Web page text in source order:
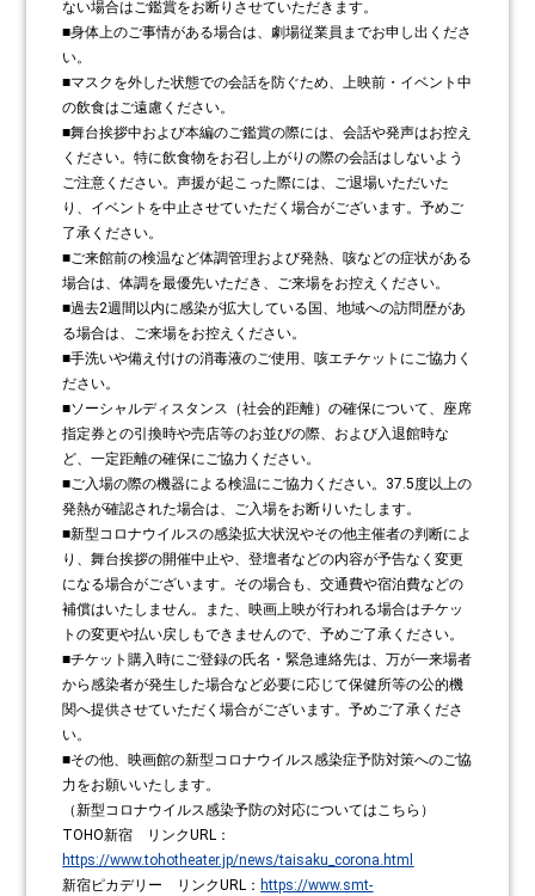
ない場合はご鑑賞をお断りさせていただきます。
■身体上のご事情がある場合は、劇場従業員までお申し出くださ
い。
■マスクを外した状態での会話を防ぐため、上映前・イベント中
の飲食はご遠慮ください。
■舞台挨拶中および本編のご鑑賞の際には、会話や発声はお控え
ください。特に飲食物をお召し上がりの際の会話はしないよう
ご注意ください。声援が起こった際には、ご退場いただいた
り、イベントを中止させていただく場合がございます。予めご
了承ください。
■ご来館前の検温など体調管理および発熱、咳などの症状がある
場合は、体調を最優先いただき、ご来場をお控えください。
■過去2週間以内に感染が拡大している国、地域への訪問歴があ
る場合は、ご来場をお控えください。
■手洗いや備え付けの消毒液のご使用、咳エチケットにご協力く
ださい。
■ソーシャルディスタンス（社会的距離）の確保について、座席
指定券との引換時や売店等のお並びの際、および入退館時な
ど、一定距離の確保にご協力ください。
■ご入場の際の機器による検温にご協力ください。37.5度以上の
発熱が確認された場合は、ご入場をお断りいたします。
■新型コロナウイルスの感染拡大状況やその他主催者の判断によ
り、舞台挨拶の開催中止や、登壇者などの内容が予告なく変更
になる場合がございます。その場合も、交通費や宿泊費などの
補償はいたしません。また、映画上映が行われる場合はチケッ
トの変更や払い戻しもできませんので、予めご了承ください。
■チケット購入時にご登録の氏名・緊急連絡先は、万が一来場者
から感染者が発生した場合など必要に応じて保健所等の公的機
関へ提供させていただく場合がございます。予めご了承くださ
い。
■その他、映画館の新型コロナウイルス感染症予防対策へのご協
力をお願いいたします。
（新型コロナウイルス感染予防の対応についてはこちら）
TOHO新宿 リンクURL：
https://www.tohotheater.jp/news/taisaku_corona.html
新宿ピカデリー リンクURL： https://www.smt-